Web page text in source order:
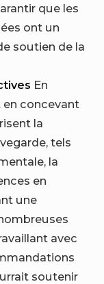
que les
ont un
soutien de la
En
en concevant
la
tels
la
en
une
avec
soutenir